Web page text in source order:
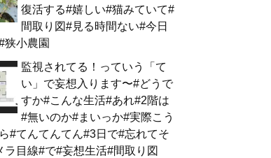
復活する#嬉しい#猫みていて#
間取り図#見る時間ない#今日
狭小農園
監視されてる！っていう「て
い」で妄想入ります〜#どうで
すか#こんな生活#あれ#2階は
#無いのか#まいっか#実際こう
#てんてんてん#3日で#忘れてそ
ラ目線#で#妄想生活#間取り図